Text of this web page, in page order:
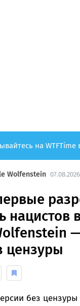
на WTFTime
Wolfenstein
нацистов
цензуры
без